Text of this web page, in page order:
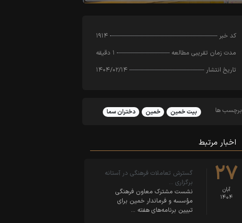
کد خبر
۱۹۱۴
مدت زمان تقریبی مطالعه
۱ دقیقه
تاریخ انتشار
۱۴۰۴/۰۲/۱۴
برچسب ها بیت خمین خمین دختران سما
اخبار مرتبط
۲۷
آبان
۱۴۰۴
گسترش تعاملات فرهنگی در آستانه
برگزاری …
نشست مشترک معاون فرهنگی
مؤسسه و فرماندار خمین برای
تبیین برنامه‌های هفته …